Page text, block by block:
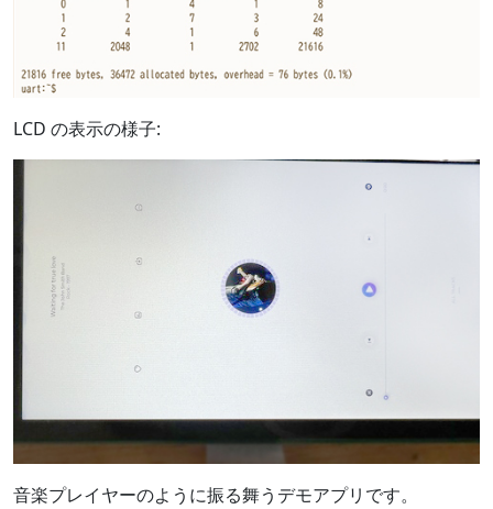
LCD の表示の様子:
音楽プレイヤーのように振る舞うデモアプリです。